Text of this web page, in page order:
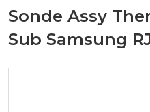
Sonde Assy
Sub Samsung